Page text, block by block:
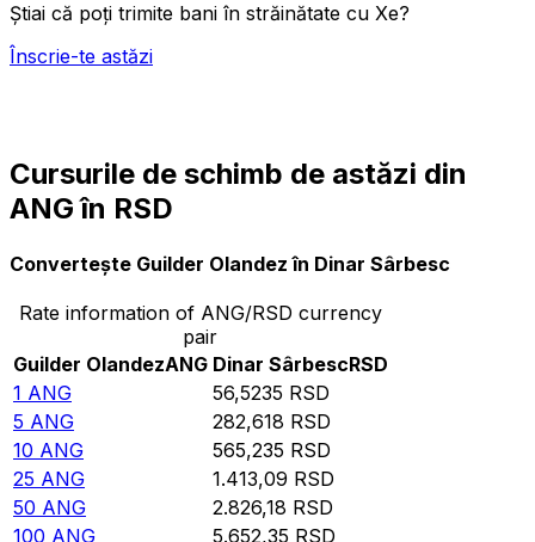
Știai că poți trimite bani în străinătate cu Xe?
Înscrie-te astăzi
Cursurile de schimb de astăzi din
ANG în RSD
Convertește Guilder Olandez în Dinar Sârbesc
Rate information of ANG/RSD currency
pair
Guilder OlandezANG Dinar SârbescRSD
1 ANG 56,5235 RSD
5 ANG 282,618 RSD
10 ANG 565,235 RSD
25 ANG 1.413,09 RSD
50 ANG 2.826,18 RSD
100 ANG 5.652,35 RSD